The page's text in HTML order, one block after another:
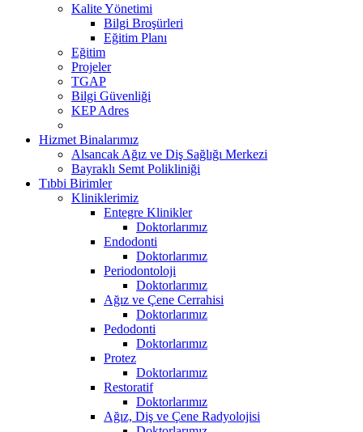
Kalite Yönetimi
Bilgi Broşürleri
Eğitim Planı
Eğitim
Projeler
TGAP
Bilgi Güvenliği
KEP Adres
Hizmet Binalarımız
Alsancak Ağız ve Diş Sağlığı Merkezi
Bayraklı Semt Polikliniği
Tıbbi Birimler
Kliniklerimiz
Entegre Klinikler
Doktorlarımız
Endodonti
Doktorlarımız
Periodontoloji
Doktorlarımız
Ağız ve Çene Cerrahisi
Doktorlarımız
Pedodonti
Doktorlarımız
Protez
Doktorlarımız
Restoratif
Doktorlarımız
Ağız, Diş ve Çene Radyolojisi